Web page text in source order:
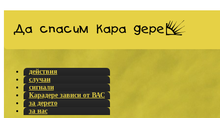
действия
случаи
сигнали
Карадере зависи от ВАС
за дерето
за нас